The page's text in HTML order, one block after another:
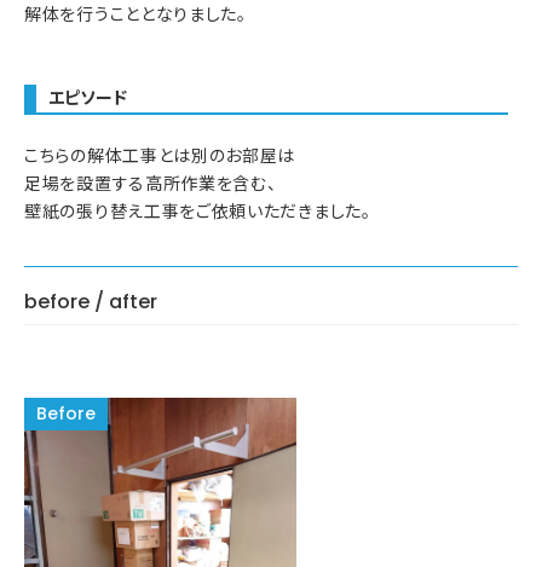
解体を行うこととなりました。
エピソード
こちらの解体工事とは別のお部屋は
足場を設置する高所作業を含む、
壁紙の張り替え工事をご依頼いただきました。
before / after